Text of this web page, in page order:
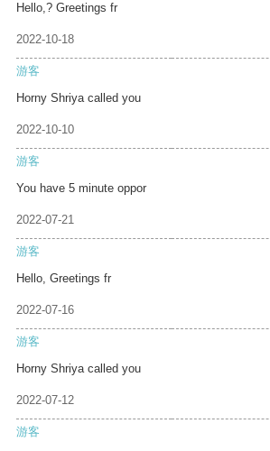
Hello,? Greetings fr
2022-10-18
游客
Horny Shriya called you
2022-10-10
游客
You have 5 minute oppor
2022-07-21
游客
Hello, Greetings fr
2022-07-16
游客
Horny Shriya called you
2022-07-12
游客